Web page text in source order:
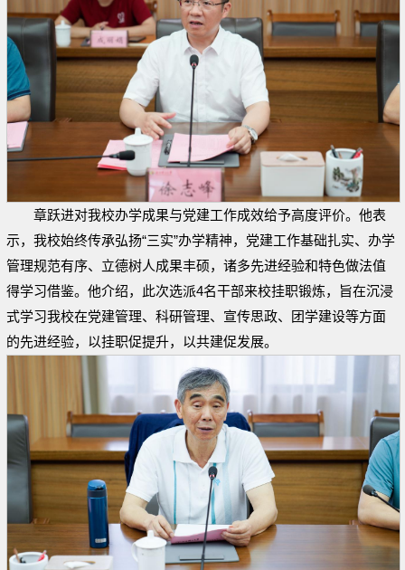
章跃进对我校办学成果与党建工作成效给予高度评价。他表
示，我校始终传承弘扬“三实”办学精神，党建工作基础扎实、办学
管理规范有序、立德树人成果丰硕，诸多先进经验和特色做法值
得学习借鉴。他介绍，此次选派4名干部来校挂职锻炼，旨在沉浸
式学习我校在党建管理、科研管理、宣传思政、团学建设等方面
的先进经验，以挂职促提升，以共建促发展。